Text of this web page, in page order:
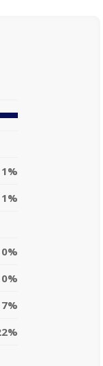
1%
1%
0%
0%
7%